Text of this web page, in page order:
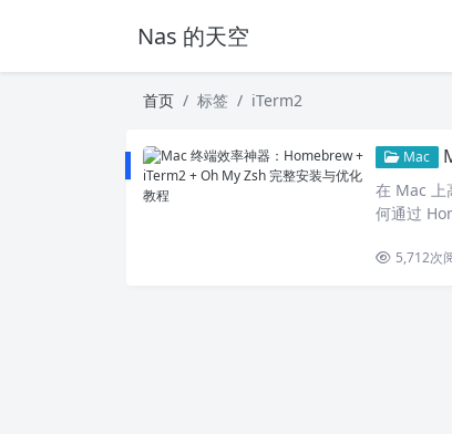
Nas 的天空
首页 标签 iTerm2
Mac
在 Mac 上
何通过
5,712次